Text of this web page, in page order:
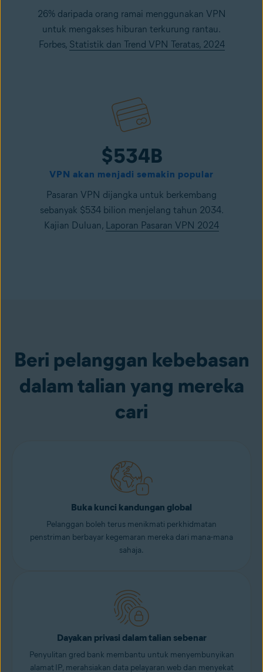
26% daripada orang ramai menggunakan VPN
untuk mengakses hiburan terkurung rantau.
Forbes, Statistik dan Trend VPN Teratas, 2024
$534B
VPN akan menjadi semakin popular
Pasaran VPN dijangka untuk berkembang
sebanyak $534 bilion menjelang tahun 2034.
Kajian Duluan, Laporan Pasaran VPN 2024
Beri pelanggan kebebasan
dalam talian yang mereka
cari
Buka kunci kandungan global
Pelanggan boleh terus menikmati perkhidmatan
penstriman berbayar kegemaran mereka dari mana-mana
sahaja.
Dayakan privasi dalam talian sebenar
Penyulitan gred bank membantu untuk menyembunyikan
alamat IP, merahsiakan data pelayaran web dan menyekat